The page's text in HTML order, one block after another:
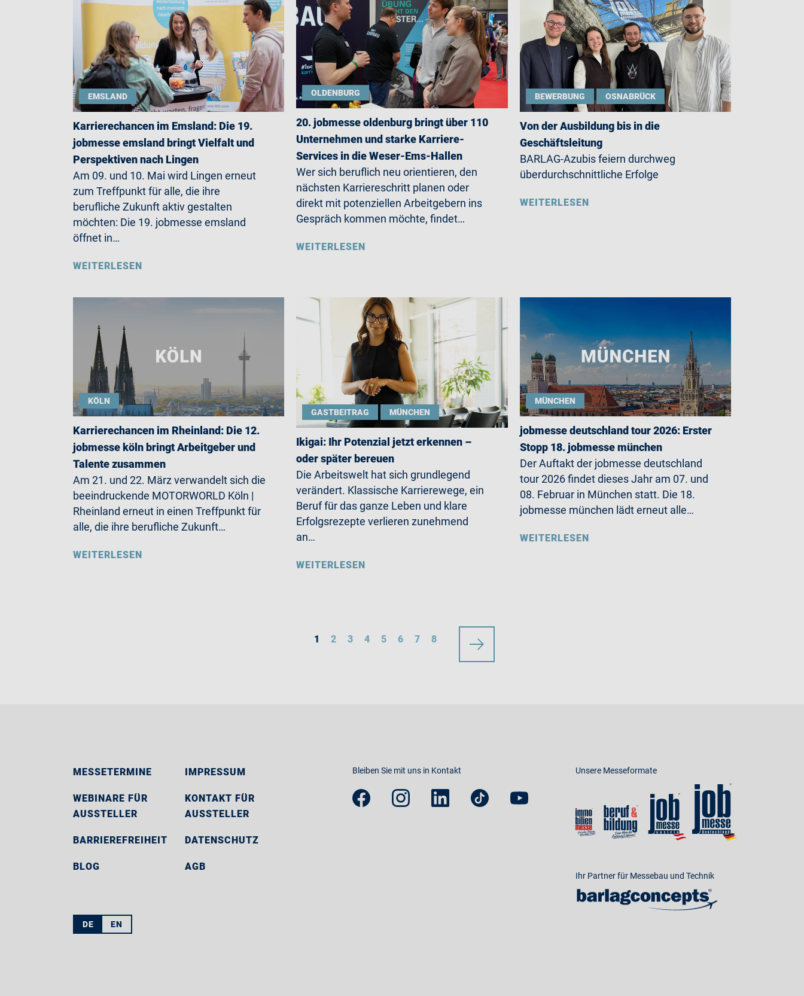
EMSLAND
Karrierechancen im Emsland: Die 19.
jobmesse emsland bringt Vielfalt und
Perspektiven nach Lingen
Am 09. und 10. Mai wird Lingen erneut
zum Treffpunkt für alle, die ihre
berufliche Zukunft aktiv gestalten
möchten: Die 19. jobmesse emsland
öffnet in…
WEITERLESEN
OLDENBURG
20. jobmesse oldenburg bringt über 110
Unternehmen und starke Karriere-
Services in die Weser-Ems-Hallen
Wer sich beruflich neu orientieren, den
nächsten Karriereschritt planen oder
direkt mit potenziellen Arbeitgebern ins
Gespräch kommen möchte, findet…
WEITERLESEN
BEWERBUNG OSNABRÜCK
Von der Ausbildung bis in die
Geschäftsleitung
BARLAG-Azubis feiern durchweg
überdurchschnittliche Erfolge
WEITERLESEN
KÖLN
Karrierechancen im Rheinland: Die 12.
jobmesse köln bringt Arbeitgeber und
Talente zusammen
Am 21. und 22. März verwandelt sich die
beeindruckende MOTORWORLD Köln |
Rheinland erneut in einen Treffpunkt für
alle, die ihre berufliche Zukunft…
WEITERLESEN
GASTBEITRAG MÜNCHEN
Ikigai: Ihr Potenzial jetzt erkennen –
oder später bereuen
Die Arbeitswelt hat sich grundlegend
verändert. Klassische Karrierewege, ein
Beruf für das ganze Leben und klare
Erfolgsrezepte verlieren zunehmend
an…
WEITERLESEN
MÜNCHEN
jobmesse deutschland tour 2026: Erster
Stopp 18. jobmesse münchen
Der Auftakt der jobmesse deutschland
tour 2026 findet dieses Jahr am 07. und
08. Februar in München statt. Die 18.
jobmesse münchen lädt erneut alle…
WEITERLESEN
1 2 3 4 5 6 7 8
MESSETERMINE
WEBINARE FÜR
AUSSTELLER
BARRIEREFREIHEIT
BLOG
IMPRESSUM
KONTAKT FÜR
AUSSTELLER
DATENSCHUTZ
AGB
Bleiben Sie mit uns in Kontakt Unsere Messeformate
Ihr Partner für Messebau und Technik
DE EN